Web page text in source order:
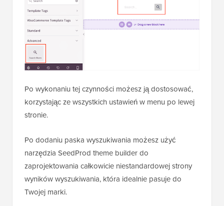
Po wykonaniu tej czynności możesz ją dostosować,
korzystając ze wszystkich ustawień w menu po lewej
stronie.
Po dodaniu paska wyszukiwania możesz użyć
narzędzia SeedProd theme builder do
zaprojektowania całkowicie niestandardowej strony
wyników wyszukiwania, która idealnie pasuje do
Twojej marki.